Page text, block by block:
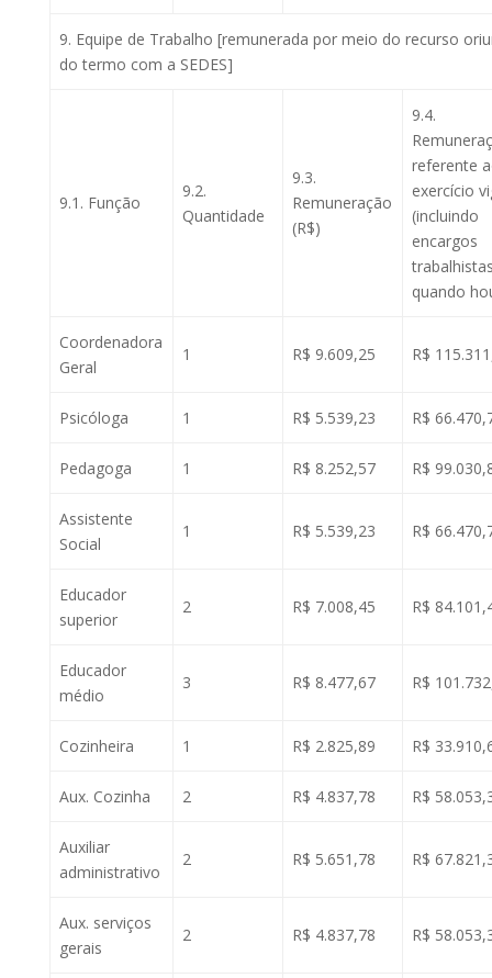
9. Equipe de Trabalho [remunerada por meio do recurso
do termo com a SEDES]
9.1. Função
9.2.
Quantidade
9.3.
Remuneração
(R$)
9.4.
referente
exercício
(incluindo
encargos
quando
Coordenadora
Geral
1 R$ 9.609,25 R$
Psicóloga 1 R$ 5.539,23 R$
Pedagoga 1 R$ 8.252,57 R$
Assistente
Social
1 R$ 5.539,23 R$
Educador
superior
2 R$ 7.008,45 R$
Educador
médio
3 R$ 8.477,67 R$
Cozinheira 1 R$ 2.825,89 R$
Aux. Cozinha 2 R$ 4.837,78 R$
Auxiliar
administrativo
2 R$ 5.651,78 R$
Aux. serviços
gerais
2 R$ 4.837,78 R$